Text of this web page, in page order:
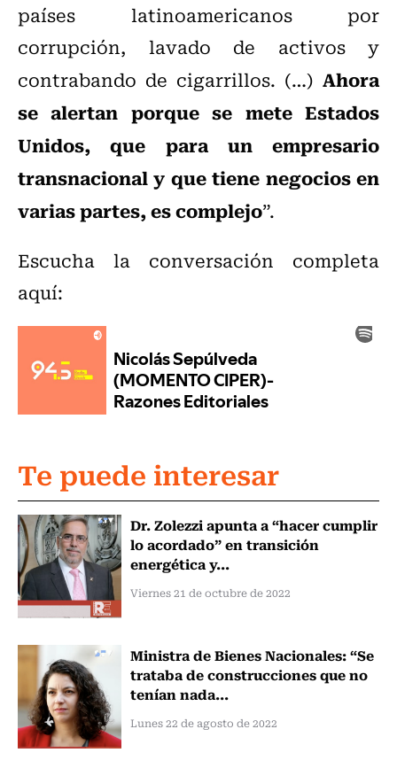
países latinoamericanos por
corrupción, lavado de activos y
contrabando de cigarrillos. (…) Ahora
se alertan porque se mete Estados
Unidos, que para un empresario
transnacional y que tiene negocios en
varias partes, es complejo”.
Escucha la conversación completa
aquí:
Te puede interesar
Dr. Zolezzi apunta a “hacer cumplir
lo acordado” en transición
energética y...
Viernes 21 de octubre de 2022
Ministra de Bienes Nacionales: “Se
trataba de construcciones que no
tenían nada...
Lunes 22 de agosto de 2022